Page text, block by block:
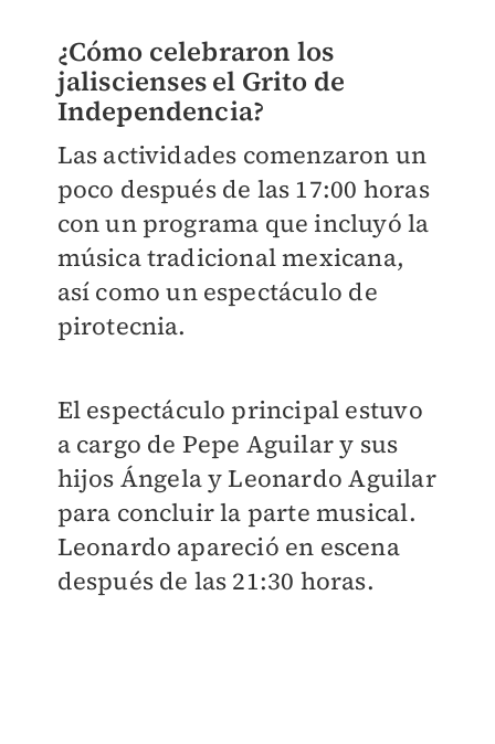
¿Cómo celebraron los
jaliscienses el Grito de
Independencia?
Las actividades comenzaron un
poco después de las 17:00 horas
con un programa que incluyó la
música tradicional mexicana,
así como un espectáculo de
pirotecnia.
El espectáculo principal estuvo
a cargo de Pepe Aguilar y sus
hijos Ángela y Leonardo Aguilar
para concluir la parte musical.
Leonardo apareció en escena
después de las 21:30 horas.